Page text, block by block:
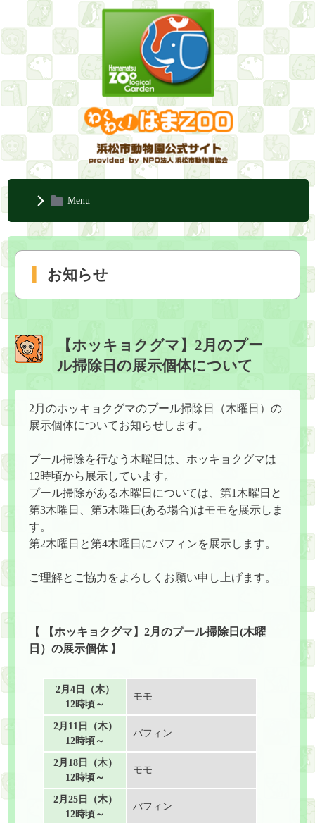
Menu
お知らせ
【ホッキョクグマ】2月のプー
ル掃除日の展示個体について
2月のホッキョクグマのプール掃除日（木曜日）の
展示個体についてお知らせします。
プール掃除を行なう木曜日は、ホッキョクグマは
12時頃から展示しています。
プール掃除がある木曜日については、第1木曜日と
第3木曜日、第5木曜日(ある場合)はモモを展示しま
す。
第2木曜日と第4木曜日にバフィンを展示します。
ご理解とご協力をよろしくお願い申し上げます。
【 【ホッキョクグマ】2月のプール掃除日(木曜
日）の展示個体 】
2月4日（木）
12時頃～
モモ
2月11日（木）
12時頃～
バフィン
2月18日（木）
12時頃～
モモ
2月25日（木）
12時頃～
バフィン